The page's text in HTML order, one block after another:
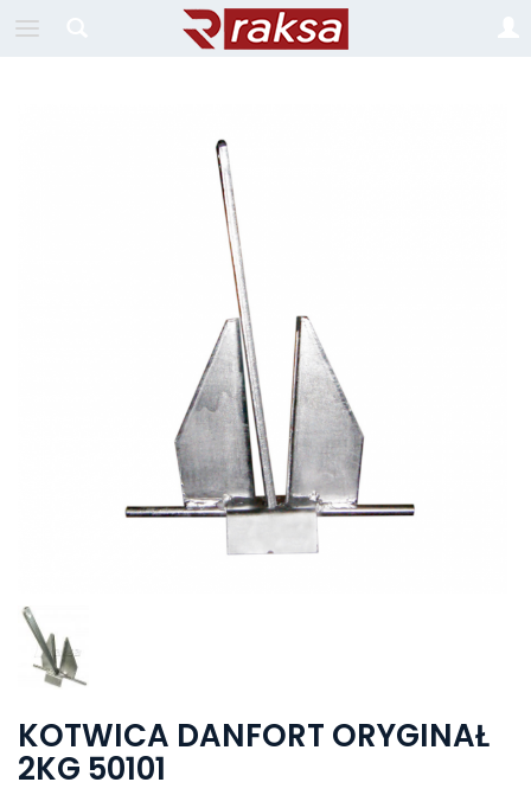
KOTWICA DANFORT ORYGINAŁ
2KG 50101